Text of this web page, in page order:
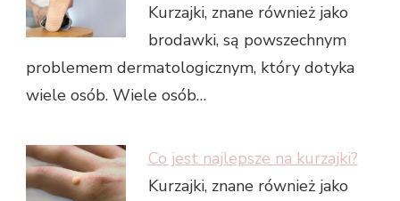
Kurzajki, znane również jako
brodawki, są powszechnym
problemem dermatologicznym, który dotyka
wiele osób. Wiele osób…
Co jest najlepsze na kurzajki?
Kurzajki, znane również jako